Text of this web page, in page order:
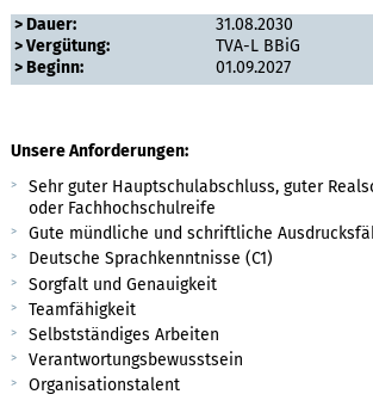
> Dauer:
31.08.2030
> Vergütung:
TVA-L BBiG
> Beginn:
01.09.2027
Unsere Anforderungen:
Sehr guter Hauptschulabschluss, guter
oder Fachhochschulreife
Gute mündliche und schriftliche
Deutsche Sprachkenntnisse (C1)
Sorgfalt und Genauigkeit
Teamfähigkeit
Selbstständiges Arbeiten
Verantwortungsbewusstsein
Organisationstalent